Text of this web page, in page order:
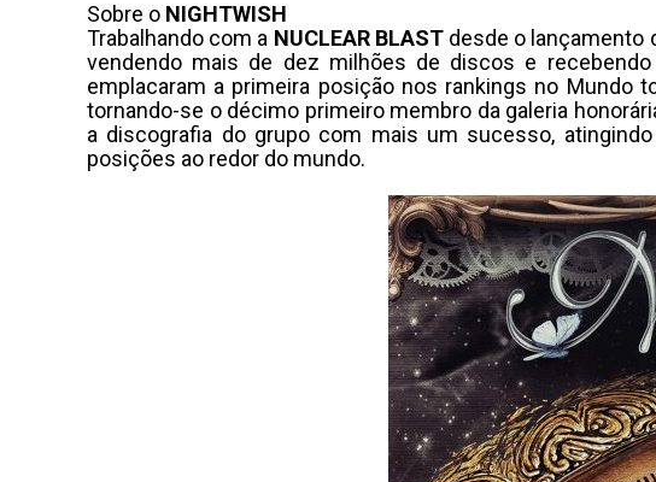
Sobre o NIGHTWISH
Trabalhando com a NUCLEARBLASTdesde o lançamento
vendendo mais de dez milhões de discos e
emplacaram a primeira posição nos rankings no Mundo
tornando-se o décimo primeiro membro da galeria
a discografia do grupo com mais um sucesso,
posições ao redor do mundo.